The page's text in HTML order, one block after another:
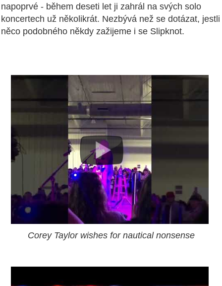
napoprvé - během deseti let ji zahrál na svých solo
koncertech už několikrát. Nezbývá než se dotázat, jestli
něco podobného někdy zažijeme i se Slipknot.
Corey Taylor wishes for nautical nonsense